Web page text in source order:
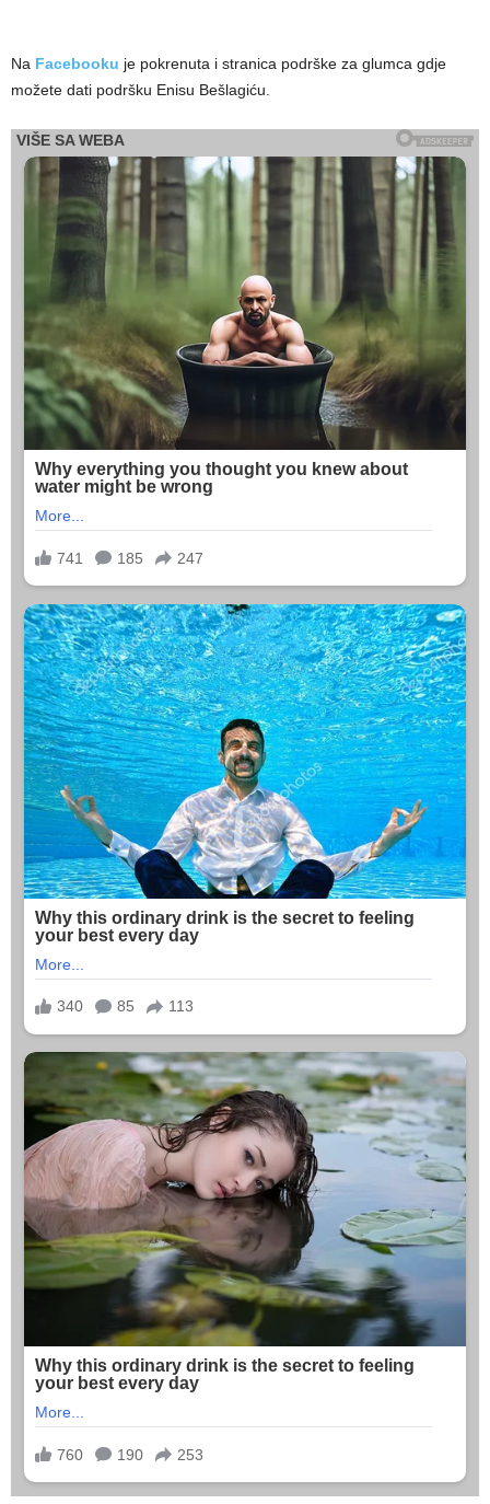
Na Facebooku je pokrenuta i stranica podrške za glumca gdje
možete dati podršku Enisu Bešlagiću.